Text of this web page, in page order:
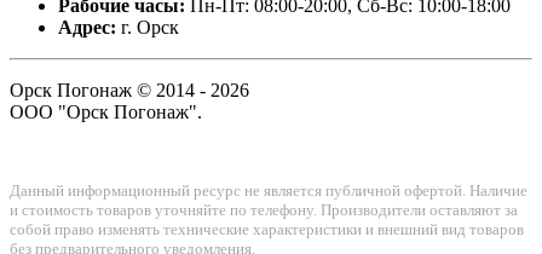
Рабочие часы: Пн-Пт: 08:00-20:00, Сб-Вс: 10:00-18:00
Адрес: г. Орск
Орск Погонаж © 2014 - 2026
ООО "Орск Погонаж".
Данный информационный ресурс не является публичной офертой. Наличие
и стоимость товаров уточняйте по телефону. Производители оставляют за
собой право изменять технические характеристики и внешний вид товаров
без предварительного уведомления.